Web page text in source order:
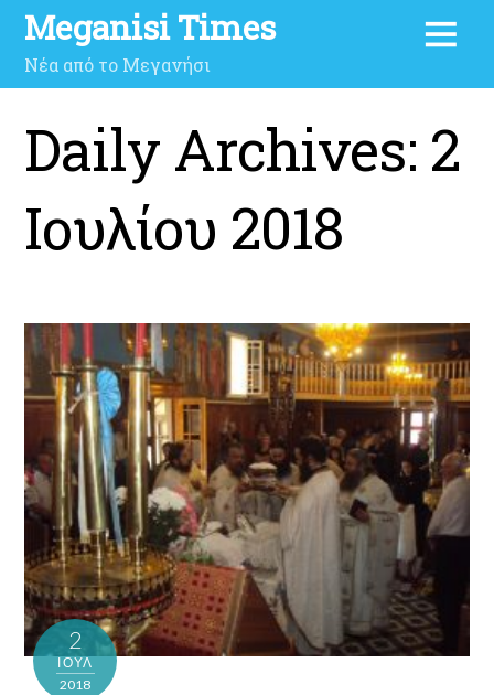
Meganisi Times
Νέα από το Μεγανήσι
Daily Archives: 2
Ιουλίου 2018
2
ΙΟΎΛ
2018